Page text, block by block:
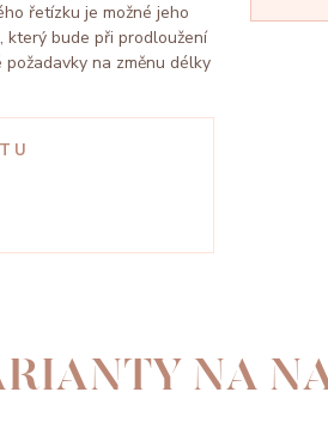
řetízku je možné jeho
který bude při prodloužení
na změnu délky
NA